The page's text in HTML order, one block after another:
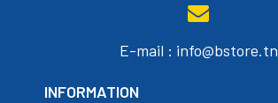
E-mail : info@bstore.tn
INFORMATION